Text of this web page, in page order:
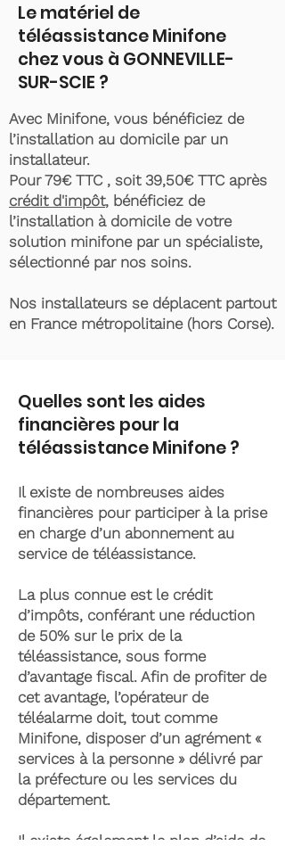
Le matériel de
téléassistance Minifone
chez vous à GONNEVILLE-
SUR-SCIE ?
Avec Minifone, vous bénéficiez de
l’installation au domicile par un
installateur.
Pour 79€ TTC , soit 39,50€ TTC après
crédit d'impôt, bénéficiez de
l’installation à domicile de votre
solution minifone par un spécialiste,
sélectionné par nos soins.
Nos installateurs se déplacent partout
en France métropolitaine (hors Corse).
Quelles sont les aides
financières pour la
téléassistance Minifone ?
Il existe de nombreuses aides
financières pour participer à la prise
en charge d’un abonnement au
service de téléassistance.
La plus connue est le crédit
d’impôts, conférant une réduction
de 50% sur le prix de la
téléassistance, sous forme
d’avantage fiscal. Afin de profiter de
cet avantage, l’opérateur de
téléalarme doit, tout comme
Minifone, disposer d’un agrément «
services à la personne » délivré par
la préfecture ou les services du
département.
Il existe également le plan d’aide de